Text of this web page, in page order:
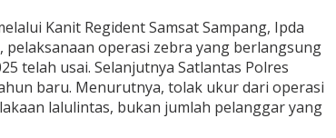
Kanit Regident Samsat Sampang, Ipda
operasi zebra yang berlangsung
telah usai. Selanjutnya Satlantas Polres
baru. Menurutnya, tolak ukur dari operasi
lalulintas, bukan jumlah pelanggar yang